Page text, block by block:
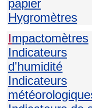
papier
Hygromètres
Impactomètres
Indicateurs
d'humidité
Indicateurs